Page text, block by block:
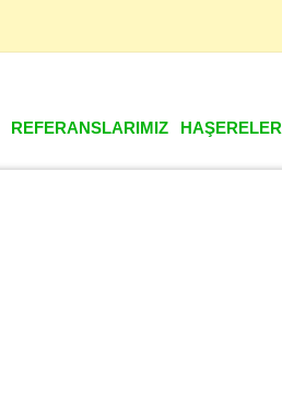
REFERANSLARIMIZ HAŞERELER